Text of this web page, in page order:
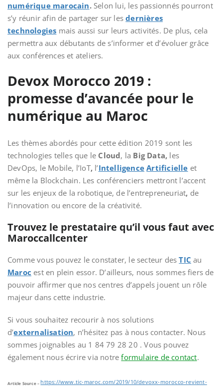
numérique marocain.Selon lui, les passionnés pourront
s’y réunir afin de partager sur lesdernières
technologies mais aussi sur leurs activités. De plus, cela
permettra aux débutants de s’informer et d’évoluer grâce
aux conférences et ateliers.
Devox Morocco 2019 :
promesse d’avancée pour le
numérique au Maroc
Les thèmes abordés pour cette édition 2019 sont les
technologies telles que le Cloud, la Big Data, les
DevOps, le Mobile, l’IoT, l’Intelligence Artificielle et
même la Blockchain. Les conférenciers mettront l’accent
sur les enjeux de la robotique, de l’entrepreneuriat, de
l’innovation ou encore de la créativité.
Trouvez le prestataire qu’il vous faut avec
Maroccallcenter
Comme vous pouvez le constater, le secteur des TIC au
Maroc est en plein essor. D’ailleurs, nous sommes fiers de
pouvoir affirmer que nos centres d’appels jouent un rôle
majeur dans cette industrie.
Si vous souhaitez recourir à nos solutions
d’externalisation, n’hésitez pas à nous contacter. Nous
sommes joignables au 1 84 79 28 20 . Vous pouvez
également nous écrire via notreformulaire de contact.
Article Source – https://www.tic-maroc.com/2019/10/devoxx-morocco-revient-